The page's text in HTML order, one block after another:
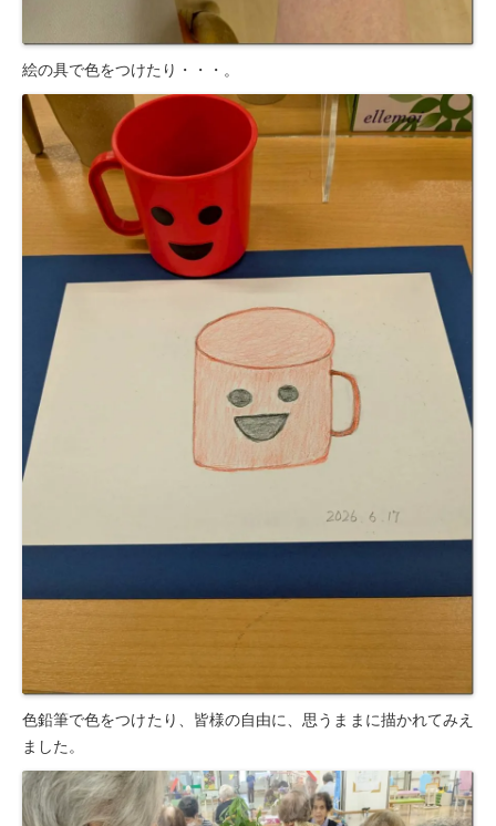
絵の具で色をつけたり・・・。
色鉛筆で色をつけたり、皆様の自由に、思うままに描かれてみえ
ました。